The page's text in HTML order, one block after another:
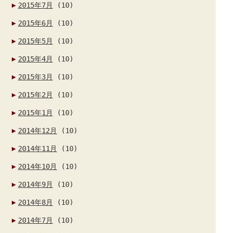
2015年7月 (10)
2015年6月 (10)
2015年5月 (10)
2015年4月 (10)
2015年3月 (10)
2015年2月 (10)
2015年1月 (10)
2014年12月 (10)
2014年11月 (10)
2014年10月 (10)
2014年9月 (10)
2014年8月 (10)
2014年7月 (10)